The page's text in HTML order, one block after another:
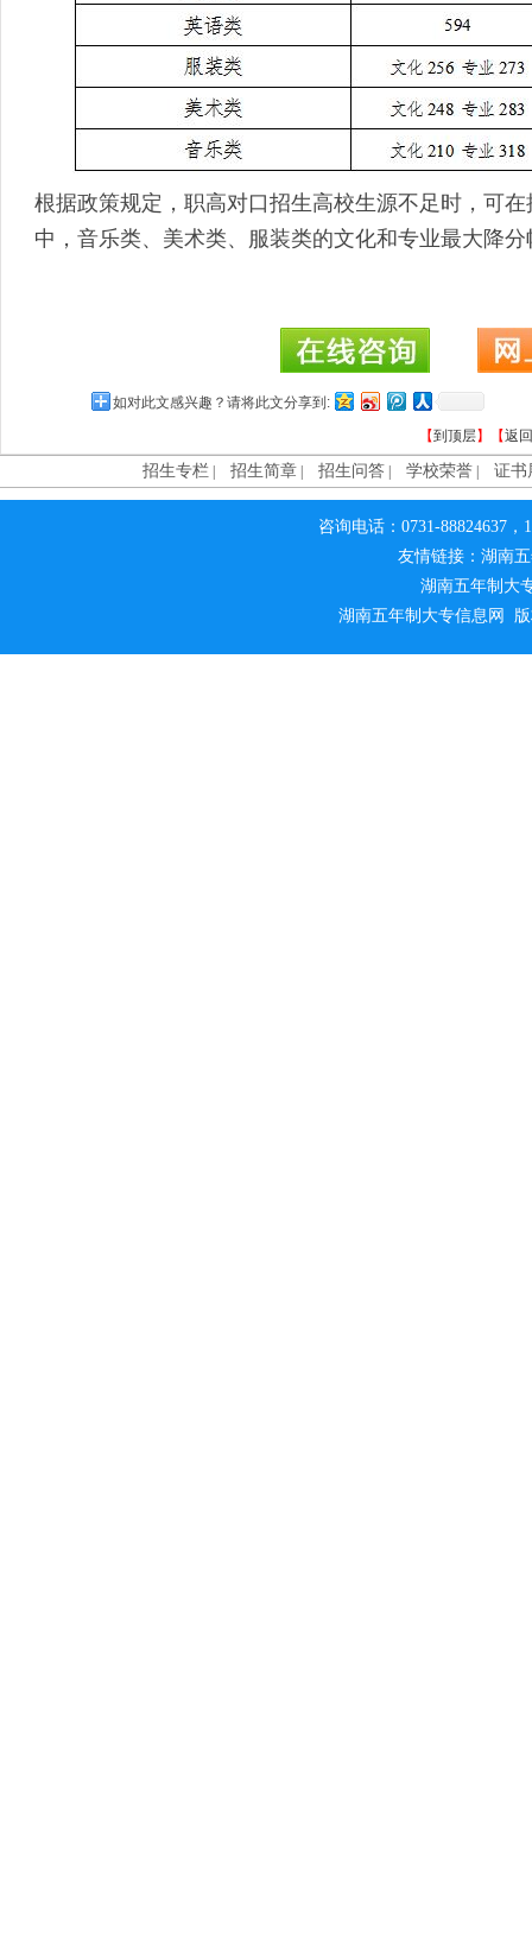
根据政策规定，职高对口招生高校生源不足时，可
中，音乐类、美术类、服装类的文化和专业最大降
如对此文感兴趣？请将此文分享到:
【到顶层】【返
招生专栏 招生简章 招生问答 学校荣誉 证书
咨询电话：0731-88824637
友情链接：湖南
湖南五年制大
湖南五年制大专信息网 版